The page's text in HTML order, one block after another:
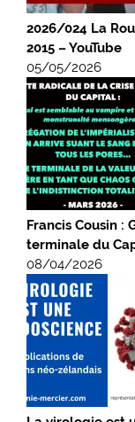
2026/024 La
2015 – YouTube
05/05/2026
Francis Cousin :
terminale du
08/04/2026